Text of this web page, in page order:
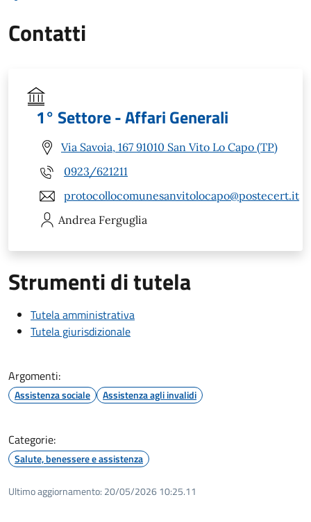
Contatti
1° Settore - Affari Generali
Via Savoia, 167 91010 San Vito Lo Capo (TP)
0923/621211
protocollocomunesanvitolocapo@postecert.it
Andrea Ferguglia
Strumenti di tutela
Tutela amministrativa
Tutela giurisdizionale
Argomenti:
Assistenza sociale Assistenza agli invalidi
Categorie:
Salute, benessere e assistenza
Ultimo aggiornamento: 20/05/2026 10:25.11